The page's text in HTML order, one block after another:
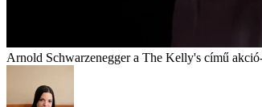
Arnold Schwarzenegger a The Kelly's című